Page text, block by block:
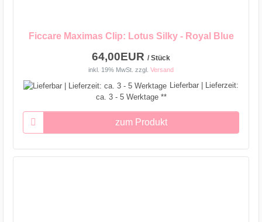
Ficcare Maximas Clip: Lotus Silky - Royal Blue
64,00EUR / Stück
inkl. 19% MwSt. zzgl. Versand
Lieferbar | Lieferzeit:
ca. 3 - 5 Werktage **
zum Produkt